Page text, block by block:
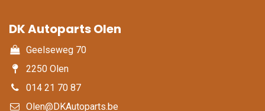
DK Autoparts Olen​
Geelseweg 70
2250 Olen
014 21 70 87
Olen@DKAutoparts.be